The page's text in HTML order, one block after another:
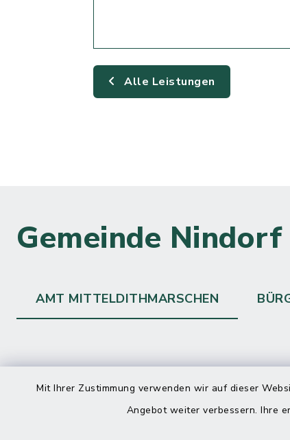
Mit Ihrer Zustimmung verwenden wir auf dieser
Angebot weiter verbessern. Ihre
Alle Leistungen
Gemeinde Nindorf
AMT MITTELDITHMARSCHEN
Kontakt